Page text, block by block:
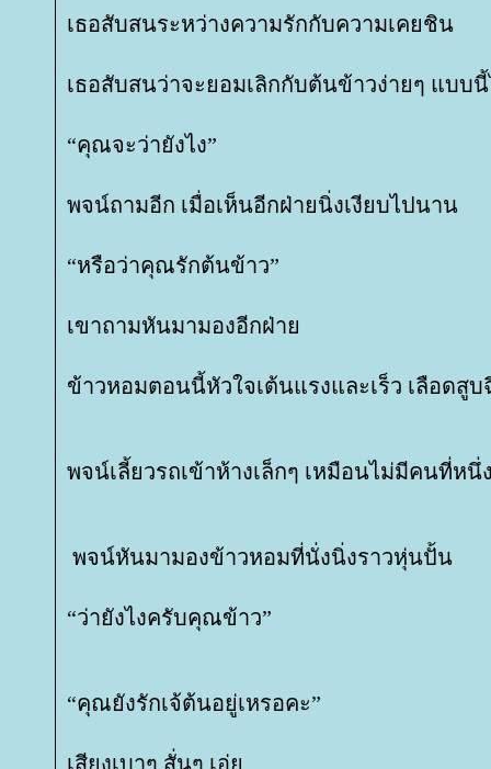
เธอสับสนระหว่างความรักกับความเคยชิน
เธอสับสนว่าจะยอมเลิกกับต้นข้าวง่ายๆ แบบ
“คุณจะว่ายังไง”
พจน์ถามอีก เมื่อเห็นอีกฝ่ายนิ่งเงียบไปนาน
“หรือว่าคุณรักต้นข้าว”
เขาถามหันมามองอีกฝ่า
ข้าวหอมตอนนี้หัวใจเต้นแรงและเร็ว เลือด
พจน์เลี้ยวรถเข้าห้างเล็กๆ เหมือนไม่มีคนที่หนึ่
พจน์หันมามองข้าวหอมที่นั่งนิ่งราวหุ่นปั้น
“ว่ายังไงครับคุณข้าว”
“คุณยังรักเจ้ต้นอยู่เหรอคะ”
เสียงเบาๆ สั่นๆ เอ่